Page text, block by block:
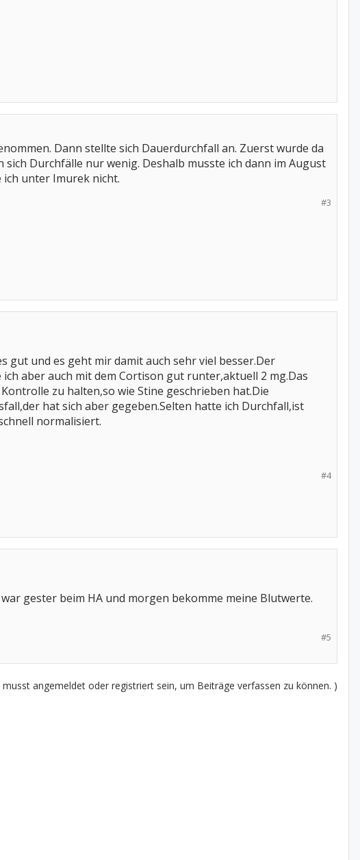
Dann stellte sich Dauerdurchfall an. Zuerst wurde da
Durchfälle nur wenig. Deshalb musste ich dann im August
unter Imurek nicht.
#3
gut und es geht mir damit auch sehr viel besser.Der
aber auch mit dem Cortison gut runter,aktuell 2 mg.Das
zu halten,so wie Stine geschrieben hat.Die
hat sich aber gegeben.Selten hatte ich Durchfall,ist
normalisiert.
#4
gester beim HA und morgen bekomme meine Blutwerte.
#5
musst angemeldet oder registriert sein, um Beiträge verfassen zu können. )